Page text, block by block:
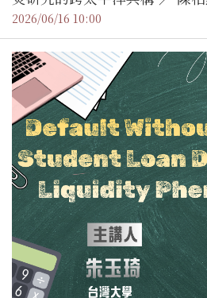
通大學中醫學系助理教授）
2026/06/16 10:00